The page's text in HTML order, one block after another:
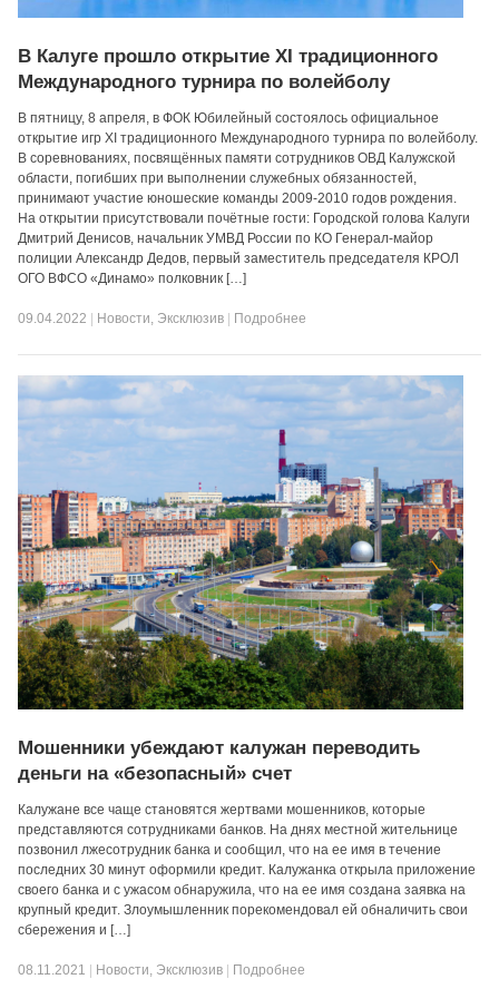
В Калуге прошло открытие XI традиционного
Международного турнира по волейболу
В пятницу, 8 апреля, в ФОК Юбилейный состоялось официальное
открытие игр XI традиционного Международного турнира по волейболу.
В соревнованиях, посвящённых памяти сотрудников ОВД Калужской
области, погибших при выполнении служебных обязанностей,
принимают участие юношеские команды 2009-2010 годов рождения.
На открытии присутствовали почётные гости: Городской голова Калуги
Дмитрий Денисов, начальник УМВД России по КО Генерал-майор
полиции Александр Дедов, первый заместитель председателя КРОЛ
ОГО ВФСО «Динамо» полковник […]
09.04.2022 Новости, Эксклюзив Подробнее
Мошенники убеждают калужан переводить
деньги на «безопасный» счет
Калужане все чаще становятся жертвами мошенников, которые
представляются сотрудниками банков. На днях местной жительнице
позвонил лжесотрудник банка и сообщил, что на ее имя в течение
последних 30 минут оформили кредит. Калужанка открыла приложение
своего банка и с ужасом обнаружила, что на ее имя создана заявка на
крупный кредит. Злоумышленник порекомендовал ей обналичить свои
сбережения и […]
08.11.2021 Новости, Эксклюзив Подробнее